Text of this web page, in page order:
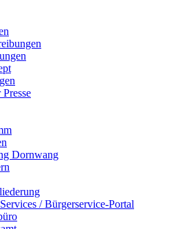
Dornwang
/ Bürgerservice-Portal